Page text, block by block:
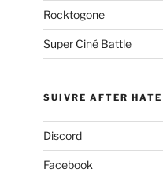
Rocktogone
Super Ciné Battle
SUIVRE AFTER HATE
Discord
Facebook